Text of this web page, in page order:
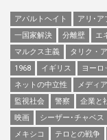
アパルトヘイト アリ･ア
一国家解決
分離壁 エ
マルクス主義
タリク・
1968
イギリス ヨーロ
ネットの中立性
メディア
監視社会
警察 企業と
映画
シーザー･チャベス
メキシコ
テロとの戦争